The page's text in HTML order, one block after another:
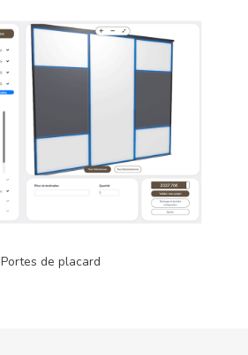
Portes de placard